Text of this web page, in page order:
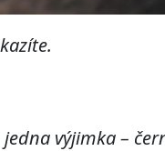
výjimka –